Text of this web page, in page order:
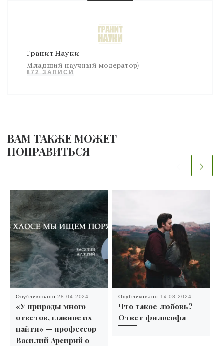
Гранит Науки
Младший научный модератор)
872 ЗАПИСИ
ВАМ ТАКЖЕ МОЖЕТ
ПОНРАВИТЬСЯ
Опубликовано 28.04.2024
«У природы много
ответов, главное их
найти» — профессор
Василий Арсирий о
Опубликовано 14.08.2024
Что такое любовь?
Ответ философа